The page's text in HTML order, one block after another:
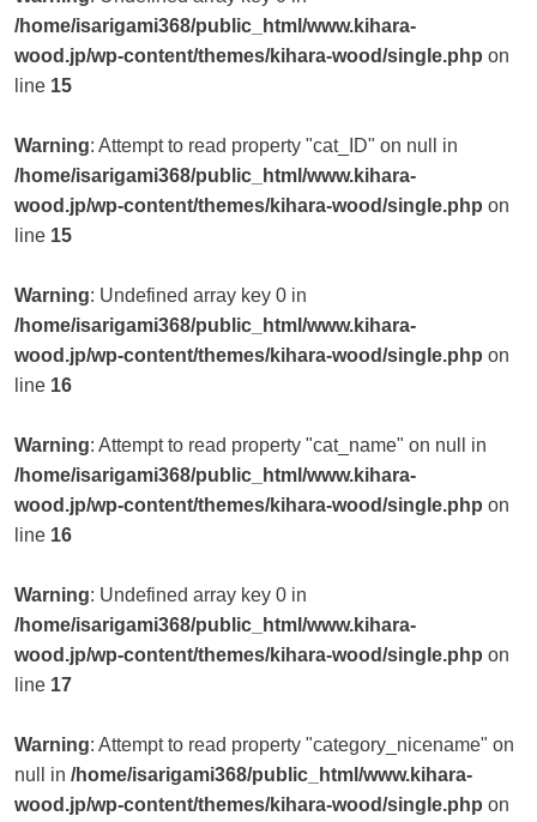
/home/isarigami368/public_html/www.kihara-
wood.jp/wp-content/themes/kihara-wood/single.php on
line 15
Warning: Attempt to read property "cat_ID" on null in
/home/isarigami368/public_html/www.kihara-
wood.jp/wp-content/themes/kihara-wood/single.php on
line 15
Warning: Undefined array key 0 in
/home/isarigami368/public_html/www.kihara-
wood.jp/wp-content/themes/kihara-wood/single.php on
line 16
Warning: Attempt to read property "cat_name" on null in
/home/isarigami368/public_html/www.kihara-
wood.jp/wp-content/themes/kihara-wood/single.php on
line 16
Warning: Undefined array key 0 in
/home/isarigami368/public_html/www.kihara-
wood.jp/wp-content/themes/kihara-wood/single.php on
line 17
Warning: Attempt to read property "category_nicename" on
null in /home/isarigami368/public_html/www.kihara-
wood.jp/wp-content/themes/kihara-wood/single.php on